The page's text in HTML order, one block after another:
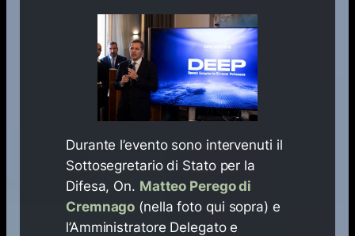
Durante l’evento sono intervenuti il
Sottosegretario di Stato per la
Difesa, On. Matteo Perego di
Cremnago (nella foto qui sopra) e
l’Amministratore Delegato e